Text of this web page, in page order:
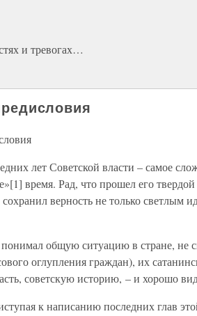
и тревогах…
лет Советской власти – самое
время. Рад, что прошел его
верность не только светлым
общую ситуацию в стране, не
оглупления граждан), их
советскую историю, – и хорошо
к написанию последних глав